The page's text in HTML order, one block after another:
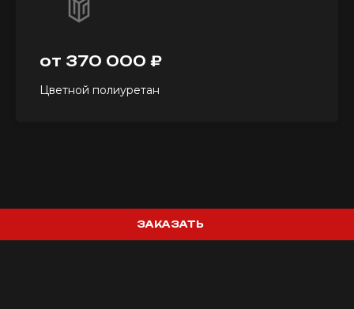
от 370 000 ₽
Цветной полиуретан
ЗАКАЗАТЬ